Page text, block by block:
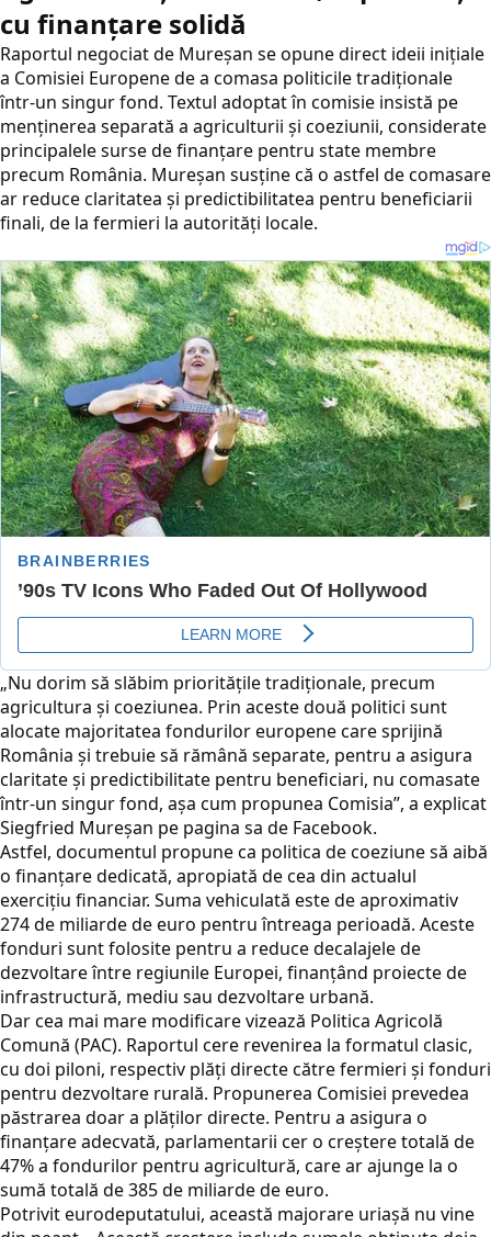
cu finanțare solidă
Raportul negociat de Mureșan se opune direct ideii inițiale
a Comisiei Europene de a comasa politicile tradiționale
într-un singur fond. Textul adoptat în comisie insistă pe
menținerea separată a agriculturii și coeziunii, considerate
principalele surse de finanțare pentru state membre
precum România. Mureșan susține că o astfel de comasare
ar reduce claritatea și predictibilitatea pentru beneficiarii
finali, de la fermieri la autorități locale.
„Nu dorim să slăbim priorităţile tradiţionale, precum
agricultura şi coeziunea. Prin aceste două politici sunt
alocate majoritatea fondurilor europene care sprijină
România şi trebuie să rămână separate, pentru a asigura
claritate şi predictibilitate pentru beneficiari, nu comasate
într-un singur fond, aşa cum propunea Comisia”, a explicat
Siegfried Mureșan pe pagina sa de Facebook.
Astfel, documentul propune ca politica de coeziune să aibă
o finanțare dedicată, apropiată de cea din actualul
exercițiu financiar. Suma vehiculată este de aproximativ
274 de miliarde de euro pentru întreaga perioadă. Aceste
fonduri sunt folosite pentru a reduce decalajele de
dezvoltare între regiunile Europei, finanțând proiecte de
infrastructură, mediu sau dezvoltare urbană.
Dar cea mai mare modificare vizează Politica Agricolă
Comună (PAC). Raportul cere revenirea la formatul clasic,
cu doi piloni, respectiv plăți directe către fermieri și fonduri
pentru dezvoltare rurală. Propunerea Comisiei prevedea
păstrarea doar a plăților directe. Pentru a asigura o
finanțare adecvată, parlamentarii cer o creștere totală de
47% a fondurilor pentru agricultură, care ar ajunge la o
sumă totală de 385 de miliarde de euro.
Potrivit eurodeputatului, această majorare uriașă nu vine